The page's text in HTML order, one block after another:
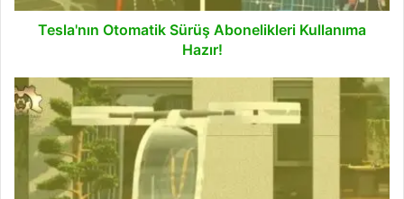
Tesla'nın Otomatik Sürüş Abonelikleri Kullanıma
Hazır!
Tek
Kişilik
Elektrikli
Uçaklar
Kullanıma
Hazırlanıyor!